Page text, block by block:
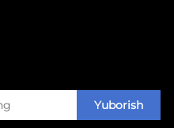
Yuborish